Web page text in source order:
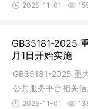
2025-11-01
GB35181-2025
月1日开始实施
GB35181-2025 重
公共服务平台相关
规则已发布
2025-11-01